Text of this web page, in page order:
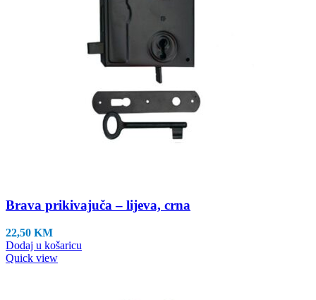
Brava prikivajuča – lijeva, crna
22,50 KM
Dodaj u košaricu
Quick view